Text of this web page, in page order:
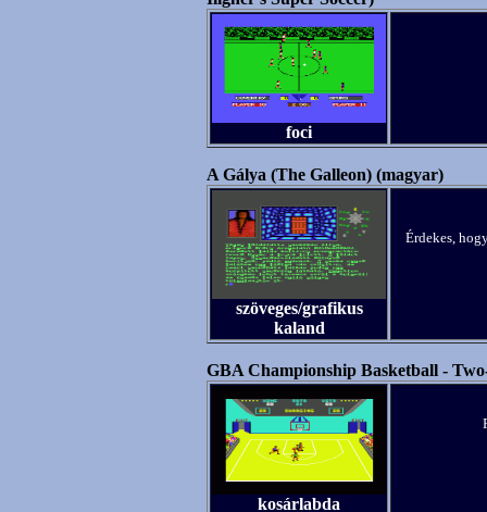
foci
A Gálya (The Galleon) (magyar)
szöveges/grafikus
kaland
Érdekes,
GBA Championship Basketball -
kosárlabda